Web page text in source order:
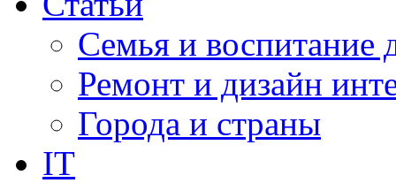
Семья и воспитание
Ремонт и дизайн
Города и страны
IT